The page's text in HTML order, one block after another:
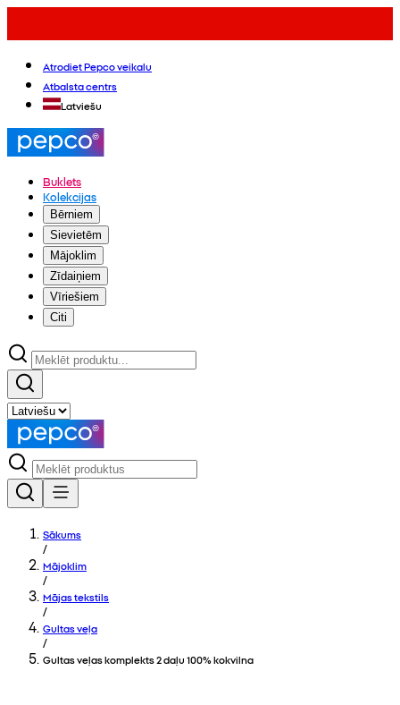
Atrodiet Pepco veikalu
Atbalsta centrs
Latviešu
Buklets
Kolekcijas
Bērniem
Sievietēm
Mājoklim
Zīdaiņiem
Vīriešiem
Citi
Sākums
/
Mājoklim
/
Mājas tekstils
/
Gultas veļa
/
Gultas veļas komplekts 2 daļu 100% kokvilna